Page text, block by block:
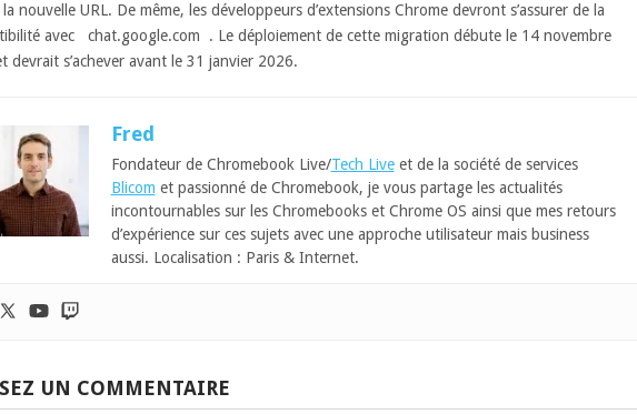
nouvelle URL. De même, les développeurs d’extensions Chrome devront s’assurer de la
avec
chat.google.com
. Le déploiement de cette migration débute le 14 novembre
devrait s’achever avant le 31 janvier 2026.
Fred
Fondateur de Chromebook Live/Tech Liveet de la société de services
Blicom et passionné de Chromebook, je vous partage les actualités
incontournables sur les Chromebooks et Chrome OS ainsi que mes retours
d’expérience sur ces sujets avec une approche utilisateur mais business
aussi. Localisation : Paris & Internet.
UN COMMENTAIRE